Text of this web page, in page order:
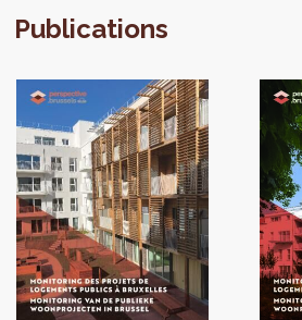
Publications